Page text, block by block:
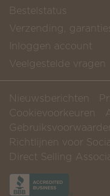
Bestelstatus
Verzending,
Inloggen account
Veelgestelde vragen
Nieuwsberichten
Cookievoorkeuren
Richtlijnen voor
Direct Selling